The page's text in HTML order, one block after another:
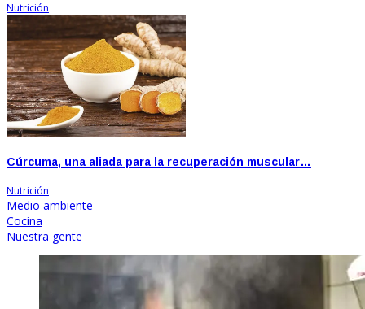
Nutrición
Cúrcuma, una aliada para la recuperación muscular…
Nutrición
Medio ambiente
Cocina
Nuestra gente